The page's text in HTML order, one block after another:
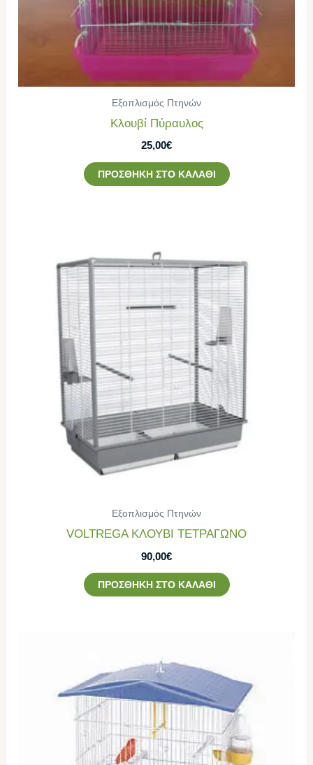
Εξοπλισμός Πτηνών
Κλουβί Πύραυλος
25,00€
ΠΡΟΣΘΉΚΗ ΣΤΟ ΚΑΛΆΘΙ
Εξοπλισμός Πτηνών
VOLTREGA ΚΛΟΥΒΙ ΤΕΤΡΑΓΩΝO
90,00€
ΠΡΟΣΘΉΚΗ ΣΤΟ ΚΑΛΆΘΙ